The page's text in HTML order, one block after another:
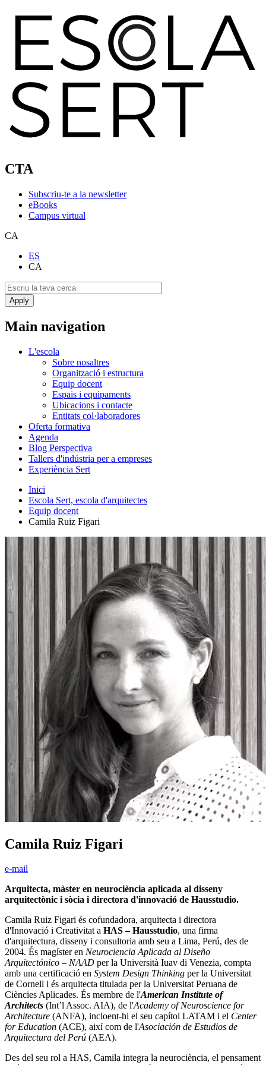
CTA
Subscriu-te a la newsletter
eBooks
Campus virtual
CA
ES
CA
Main navigation
L'escola
Sobre nosaltres
Organització i estructura
Equip docent
Espais i equipaments
Ubicacions i contacte
Entitats col·laboradores
Oferta formativa
Agenda
Blog Perspectiva
Tallers d'indústria per a empreses
Experiència Sert
Inici
Escola Sert, escola d'arquitectes
Equip docent
Camila Ruiz Figari
Camila Ruiz Figari
e-mail
Arquitecta, màster en neurociència aplicada al disseny
arquitectònic i sòcia i directora d'innovació de Hausstudio.
Camila Ruiz Figari és cofundadora, arquitecta i directora
d'Innovació i Creativitat a HAS – Hausstudio, una firma
d'arquitectura, disseny i consultoria amb seu a Lima, Perú, des de
2004. És magíster en Neurociencia Aplicada al Diseño
Arquitectónico – NAAD per la Università Iuav di Venezia, compta
amb una certificació en System Design Thinking per la Universitat
de Cornell i és arquitecta titulada per la Universitat Peruana de
Ciències Aplicades. És membre de l'American Institute of
Architects (Int’l Assoc. AIA), de l'Academy of Neuroscience for
Architecture (ANFA), incloent-hi el seu capítol LATAM i el Center
for Education (ACE), així com de l'Asociación de Estudios de
Arquitectura del Perú (AEA).
Des del seu rol a HAS, Camila integra la neurociència, el pensament